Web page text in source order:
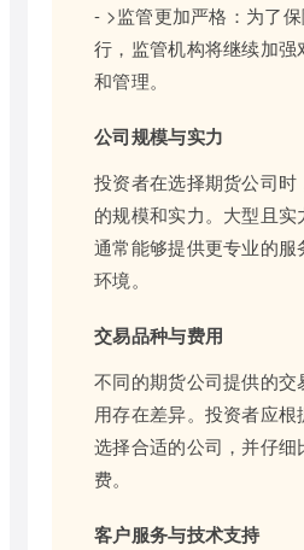
- >监管更加严格：为了
行，监管机构将继续加强
和管理。
公司规模与实力
投资者在选择期货公司时
的规模和实力。大型且实
通常能够提供更专业的服
环境。
交易品种与费用
不同的期货公司提供的
用存在差异。投资者应
选择合适的公司，并仔细
费。
客户服务与技术支持